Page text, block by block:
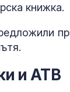
книжка.
и АТВ